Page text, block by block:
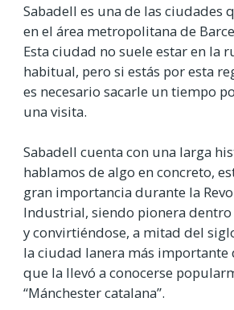
Sabadell es una de las ciudades
en el área metropolitana de
Esta ciudad no suele estar en la
habitual, pero si estás por esta
es necesario sacarle un tiempo
una visita.
Sabadell cuenta con una larga
hablamos de algo en concreto,
gran importancia durante la
Industrial, siendo pionera
y convirtiéndose, a mitad del
la ciudad lanera más importante
que la llevó a conocerse
“Mánchester catalana”.